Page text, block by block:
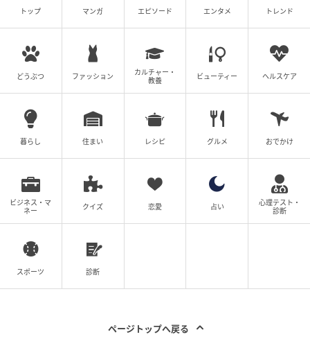
トップ マンガ エピソード エンタメ トレンド
どうぶつ ファッション
カルチャー・
教養
ビューティー ヘルスケア
暮らし 住まい レシピ グルメ おでかけ
ビジネス・マ
ネー
クイズ 恋愛 占い
心理テスト・
診断
スポーツ 診断
ページトップへ戻る